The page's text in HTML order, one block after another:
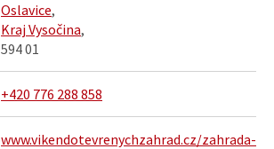
Oslavice,
Kraj Vysočina,
594 01
+420 776 288 858
www.vikendotevrenychzahrad.cz/zahrada-